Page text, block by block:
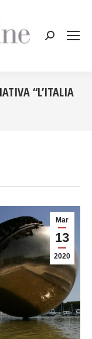
Cerca:
“L’ITALIA
Mar
13
2020